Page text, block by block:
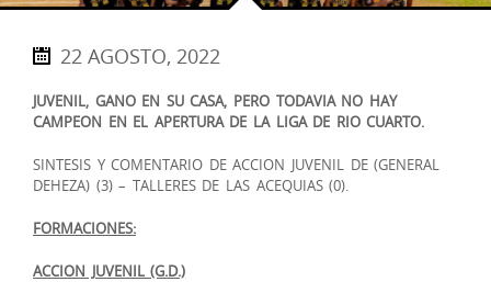
22 AGOSTO, 2022
JUVENIL, GANO EN SU CASA, PERO TODAVIA NO HAY
CAMPEON EN EL APERTURA DE LA LIGA DE RIO CUARTO.
SINTESIS Y COMENTARIO DE ACCION JUVENIL DE (GENERAL
DEHEZA) (3) – TALLERES DE LAS ACEQUIAS (0).
FORMACIONES:
ACCION JUVENIL (G.D.)